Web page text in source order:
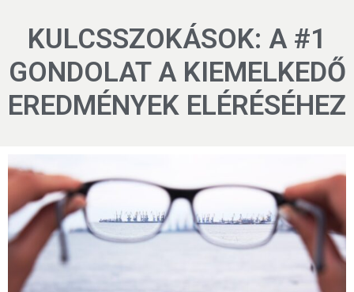
KULCSSZOKÁSOK: A #1
GONDOLAT A KIEMELKEDŐ
EREDMÉNYEK ELÉRÉSÉHEZ